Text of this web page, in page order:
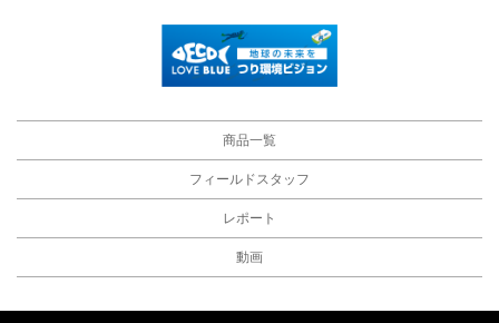
商品一覧
フィールドスタッフ
レポート
動画